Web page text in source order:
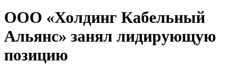
ООО «Холдинг Кабельный
Альянс» занял лидирующую
позицию